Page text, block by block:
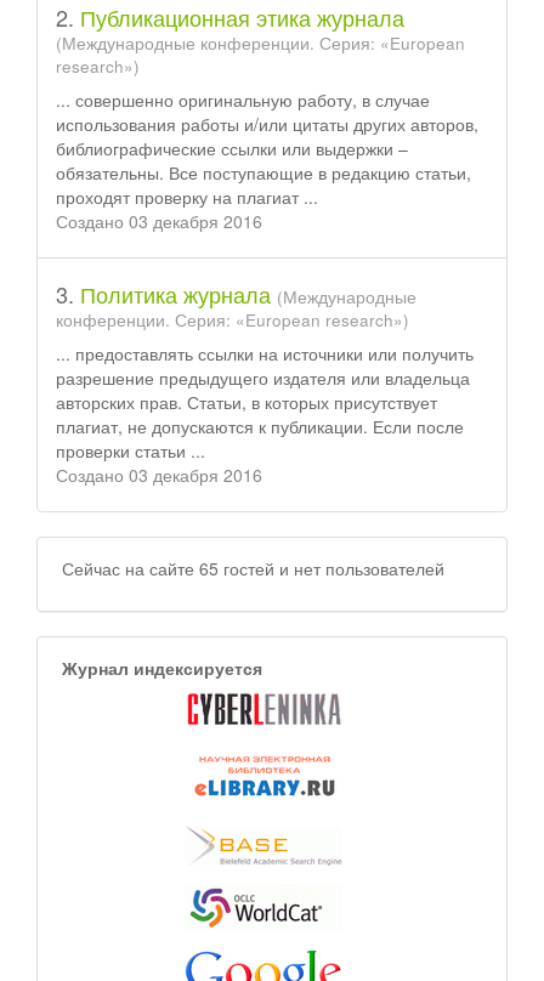
2. Публикационная этика журнала
(Международные конференции. Серия: «European
research»)
... совершенно оригинальную работу, в случае
использования работы и/или цитаты других авторов,
библиографические ссылки или выдержки –
обязательны. Все поступающие в редакцию статьи,
проходят проверку на плагиат ...
Создано 03 декабря 2016
3. Политика журнала (Международные
конференции. Серия: «European research»)
... предоставлять ссылки на источники или получить
разрешение предыдущего издателя или владельца
авторских прав. Статьи, в которых присутствует
плагиат, не допускаются к публикации. Если после
проверки статьи ...
Создано 03 декабря 2016
Сейчас на сайте 65 гостей и нет пользователей
Журнал индексируется